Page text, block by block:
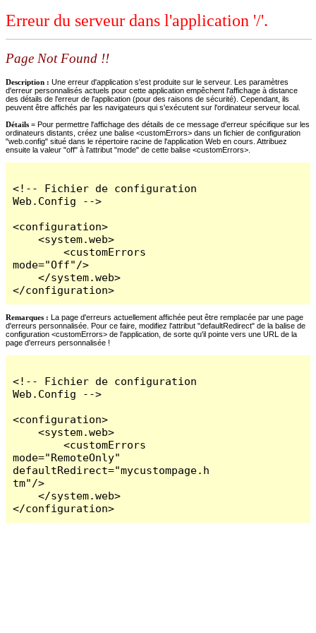
Erreur du serveur dans l'application '/'.
Page Not Found !!
Description : Une erreur d'application s'est produite sur le serveur. Les paramètres
d'erreur personnalisés actuels pour cette application empêchent l'affichage à distance
des détails de l'erreur de l'application (pour des raisons de sécurité). Cependant, ils
peuvent être affichés par les navigateurs qui s'exécutent sur l'ordinateur serveur local.
Détails = Pour permettre l'affichage des détails de ce message d'erreur spécifique sur les
ordinateurs distants, créez une balise <customErrors> dans un fichier de configuration
"web.config" situé dans le répertoire racine de l'application Web en cours. Attribuez
ensuite la valeur "off" à l'attribut "mode" de cette balise <customErrors>.
<!-- Fichier de configuration
Web.Config -->
<configuration>
    <system.web>
        <customErrors
mode="Off"/>
    </system.web>
</configuration>
Remarques : La page d'erreurs actuellement affichée peut être remplacée par une page
d'erreurs personnalisée. Pour ce faire, modifiez l'attribut "defaultRedirect" de la balise de
configuration <customErrors> de l'application, de sorte qu'il pointe vers une URL de la
page d'erreurs personnalisée !
<!-- Fichier de configuration
Web.Config -->
<configuration>
    <system.web>
        <customErrors
mode="RemoteOnly"
defaultRedirect="mycustompage.h
tm"/>
    </system.web>
</configuration>